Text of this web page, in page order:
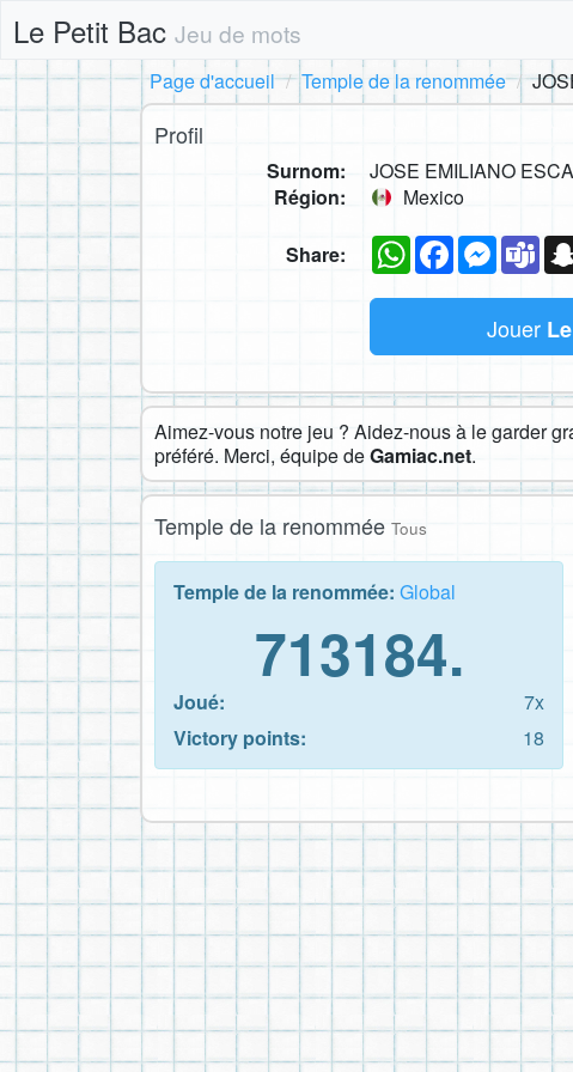
Le Petit Bac Jeu de mots
Page d'accueil
Temple de la renommée
Profil
Surnom:
JOSE EMILIANO
Région:
Mexico
Share: WhatsAppFacebook
Jouer
Aimez-vous notre jeu ? Aidez-nous à le garder
préféré. Merci, équipe deGamiac.net.
Temple de la renommée Tous
Temple de la renommée: Global
713184.
Joué:
7x
Victory points:
18